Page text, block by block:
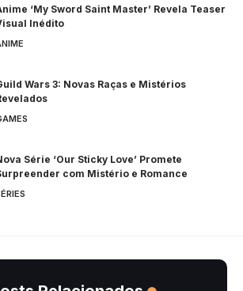
‘My Sword Saint Master’ Revela Teaser
Inédito
Wars 3: Novas Raças e Mistérios
Série ‘Our Sticky Love’ Promete
com Mistério e Romance